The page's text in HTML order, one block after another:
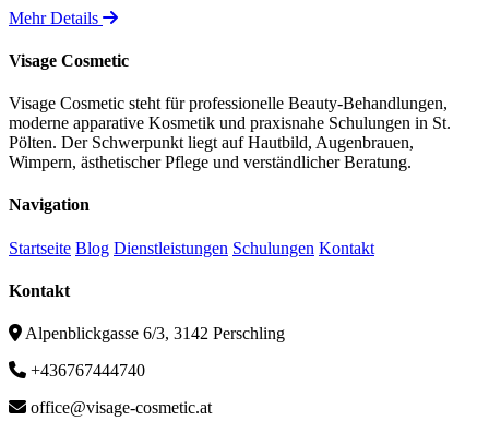
Mehr Details
Visage Cosmetic
Visage Cosmetic steht für professionelle Beauty-Behandlungen,
moderne apparative Kosmetik und praxisnahe Schulungen in St.
Pölten. Der Schwerpunkt liegt auf Hautbild, Augenbrauen,
Wimpern, ästhetischer Pflege und verständlicher Beratung.
Navigation
Startseite Blog Dienstleistungen Schulungen Kontakt
Kontakt
Alpenblickgasse 6/3, 3142 Perschling
+436767444740
office@visage-cosmetic.at